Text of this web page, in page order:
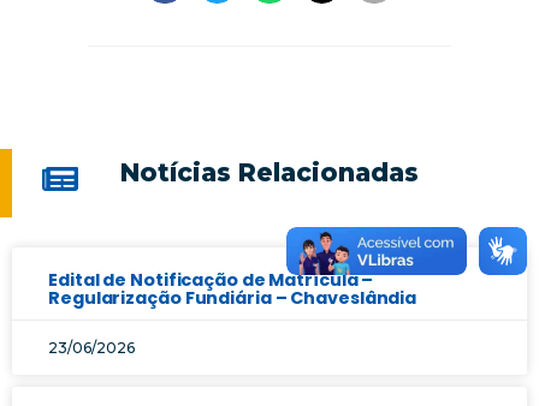
Notícias Relacionadas
Edital de Notificação de Matrícula –
Regularização Fundiária – Chaveslândia
23/06/2026